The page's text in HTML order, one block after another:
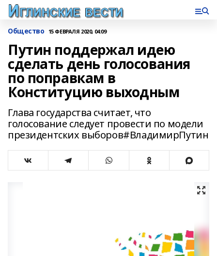
Общество 15 ФЕВРАЛЯ 2020, 04:09
Путин поддержал идею
сделать день голосования
по поправкам в
Конституцию выходным
Глава государства считает, что
голосование следует провести по модели
президентских выборов#ВладимирПутин